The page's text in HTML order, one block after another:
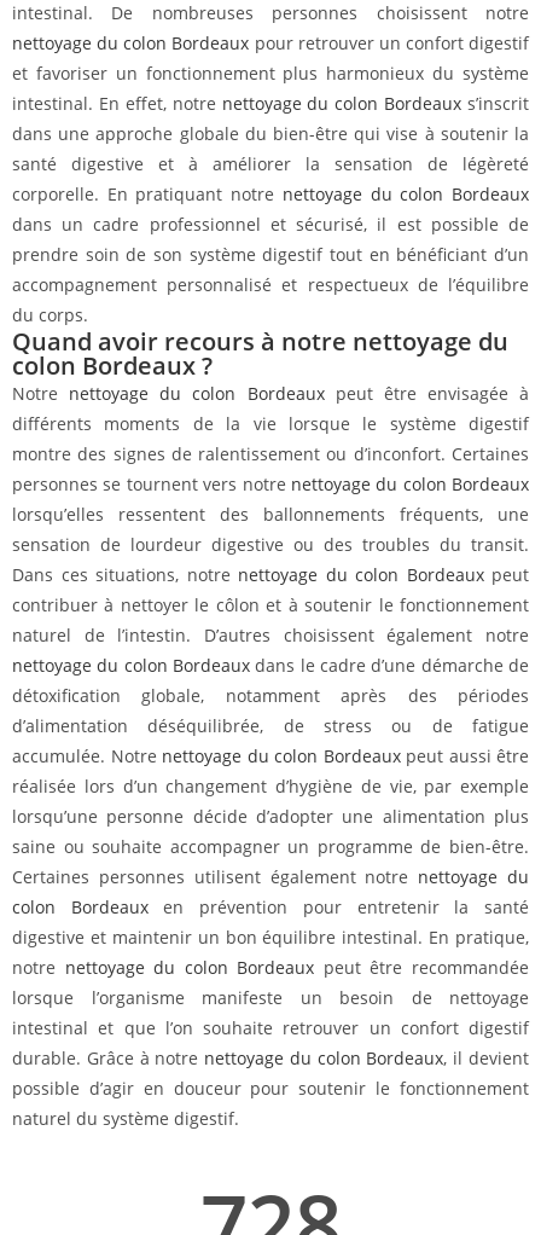
intestinal. De nombreuses personnes choisissent notre
nettoyage du colon Bordeaux pour retrouver un confort digestif
et favoriser un fonctionnement plus harmonieux du système
intestinal. En effet, notre nettoyage du colon Bordeaux s’inscrit
dans une approche globale du bien-être qui vise à soutenir la
santé digestive et à améliorer la sensation de légèreté
corporelle. En pratiquant notre nettoyage du colon Bordeaux
dans un cadre professionnel et sécurisé, il est possible de
prendre soin de son système digestif tout en bénéficiant d’un
accompagnement personnalisé et respectueux de l’équilibre
du corps.
Quand avoir recours à notre nettoyage du
colon Bordeaux ?
Notre nettoyage du colon Bordeauxpeut être envisagée à
différents moments de la vie lorsque le système digestif
montre des signes de ralentissement ou d’inconfort. Certaines
personnes se tournent vers notre nettoyage du colon Bordeaux
lorsqu’elles ressentent des ballonnements fréquents, une
sensation de lourdeur digestive ou des troubles du transit.
Dans ces situations, notre nettoyage du colon Bordeauxpeut
contribuer à nettoyer le côlon et à soutenir le fonctionnement
naturel de l’intestin. D’autres choisissent également notre
nettoyage du colon Bordeaux dans le cadre d’une démarche de
détoxification globale, notamment après des périodes
d’alimentation déséquilibrée, de stress ou de fatigue
accumulée. Notre nettoyage du colon Bordeauxpeut aussi être
réalisée lors d’un changement d’hygiène de vie, par exemple
lorsqu’une personne décide d’adopter une alimentation plus
saine ou souhaite accompagner un programme de bien-être.
Certaines personnes utilisent également notre nettoyage du
colon Bordeauxen prévention pour entretenir la santé
digestive et maintenir un bon équilibre intestinal. En pratique,
notre nettoyage du colon Bordeaux peut être recommandée
lorsque l’organisme manifeste un besoin de nettoyage
intestinal et que l’on souhaite retrouver un confort digestif
durable. Grâce à notre nettoyage du colon Bordeaux, il devient
possible d’agir en douceur pour soutenir le fonctionnement
naturel du système digestif.